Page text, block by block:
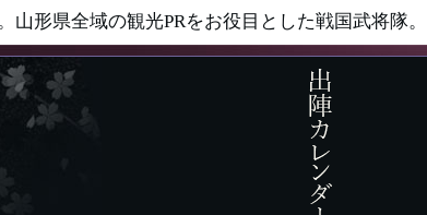
山形県全域の観光PRをお役目とした戦国武将隊。